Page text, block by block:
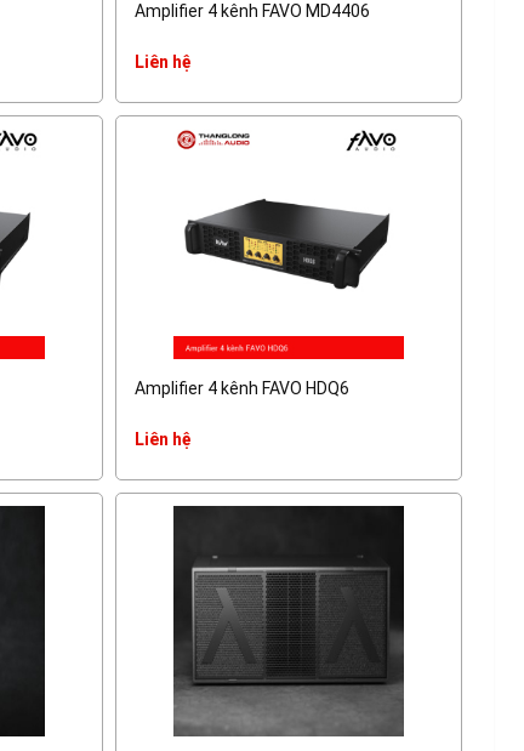
Amplifier 4 kênh FAVO MD4406
Liên hệ
Amplifier 4 kênh FAVO HDQ6
Liên hệ